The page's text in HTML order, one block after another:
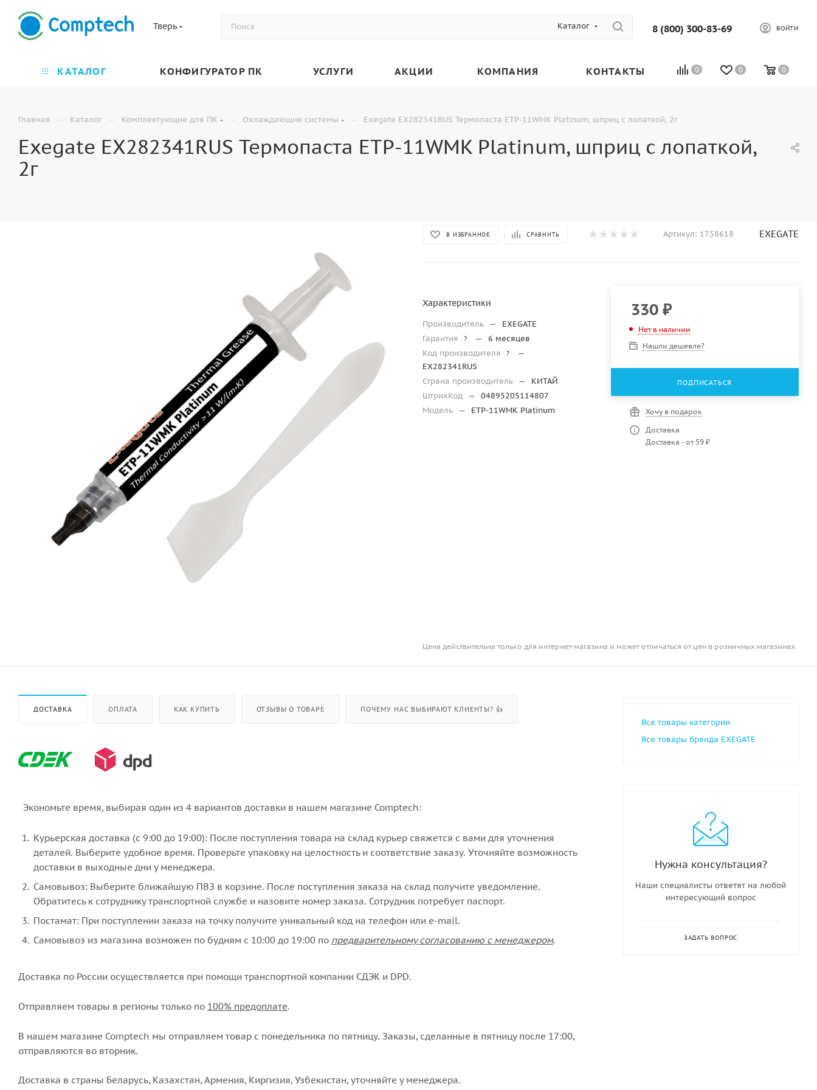
Тверь Каталог 8 (800) 300-83-69 ВОЙТИ
0 0 0
КАТАЛОГ КОНФИГУРАТОР ПК УСЛУГИ АКЦИИ КОМПАНИЯ КОНТАКТЫ
Главная — Каталог — Комплектующие для ПК — Охлаждающие системы — Exegate EX282341RUS Термопаста ETP-11WMK Platinum, шприц с лопаткой, 2г
Exegate EX282341RUS Термопаста ETP-11WMK Platinum, шприц с лопаткой,
2г
В ИЗБРАННОЕ СРАВНИТЬ Артикул: 1758618 EXEGATE
Характеристики
Производитель —
EXEGATE
Гарантия
? —
6 месяцев
Код производителя
?
—
EX282341RUS
Страна производитель —
КИТАЙ
ШтрихКод —
04895205114807
Модель — ETP-11WMK Platinum
330₽
Нет в наличии
Нашли дешевле?
ПОДПИСАТЬСЯ
Хочу в подарок
Доставка
Доставка - от 59 ₽
Цена действительна только для интернет-магазина и может отличаться от цен в розничных магазинах
ДОСТАВКА ОПЛАТА КАК КУПИТЬ ОТЗЫВЫ О ТОВАРЕ ПОЧЕМУ НАС ВЫБИРАЮТ КЛИЕНТЫ? 👍
Экономьте время, выбирая один из 4 вариантов доставки в нашем магазине Comptech:
Курьерская доставка (с 9:00 до 19:00): После поступления товара на склад курьер свяжется с вами для уточнения
деталей. Выберите удобное время. Проверьте упаковку на целостность и соответствие заказу. Уточняйте возможность
доставки в выходные дни у менеджера.
Самовывоз: Выберите ближайшую ПВЗ в корзине. После поступления заказа на склад получите уведомление.
Обратитесь к сотруднику транспортной службе и назовите номер заказа. Сотрудник потребует паспорт.
Постамат: При поступлении заказа на точку получите уникальный код на телефон или e-mail.
Самовывоз из магазина возможен по будням с 10:00 до 19:00 по предварительному согласованию с менеджером.
Доставка по России осуществляется при помощи транспортной компании СДЭК и DPD.
Отправляем товары в регионы только по 100% предоплате.
В нашем магазине Comptech мы отправляем товар с понедельника по пятницу. Заказы, сделанные в пятницу после 17:00,
отправляются во вторник.
Доставка в страны Беларусь, Казахстан, Армения, Киргизия, Узбекистан, уточняйте у менеджера.
Все товары категории
Все товары бренда EXEGATE
Нужна консультация?
Наши специалисты ответят на любой
интересующий вопрос
ЗАДАТЬ ВОПРОС